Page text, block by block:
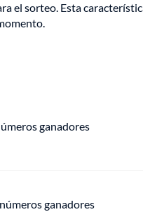
el sorteo. Esta
ganadores
ganadores